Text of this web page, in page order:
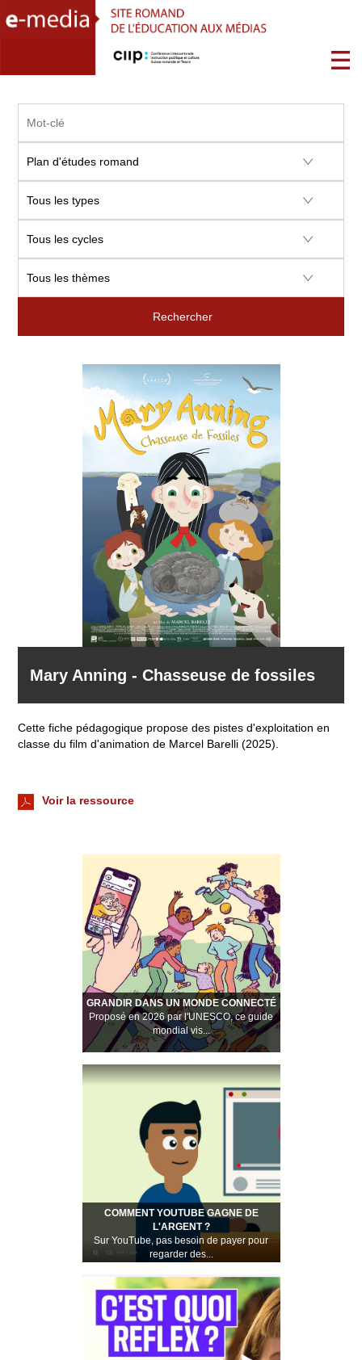
Rechercher
GRANDIR DANS UN MONDE CONNECTÉ
Proposé en 2026 par l'UNESCO, ce guide
mondial vis...
COMMENT YOUTUBE GAGNE DE
L'ARGENT ?
Sur YouTube, pas besoin de payer pour
regarder des...
Mary Anning - Chasseuse de fossiles
Cette fiche pédagogique propose des pistes d'exploitation en
classe du film d'animation de Marcel Barelli (2025).
Voir la ressource